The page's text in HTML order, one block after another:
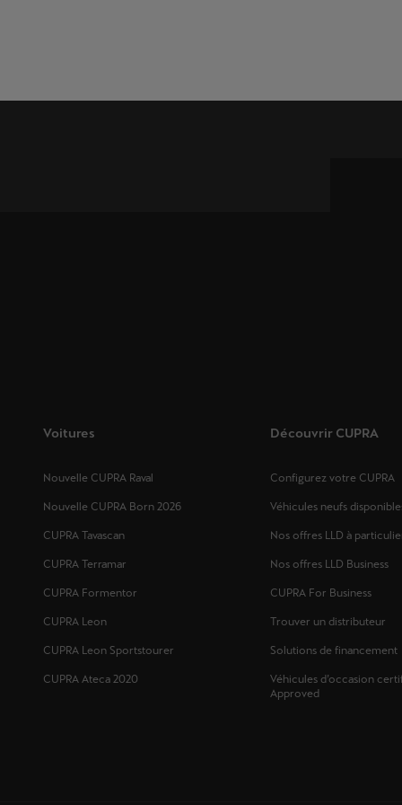
Voitures
Nouvelle CUPRA Raval
Nouvelle CUPRA Born 2026
CUPRA Tavascan
CUPRA Terramar
CUPRA Formentor
CUPRA Leon
CUPRA Leon Sportstourer
CUPRA Ateca 2020
Découvrir CUPRA
Configurez votre CUPRA
Véhicules neufs
Nos offres LLD à
Nos offres LLD Business
CUPRA For Business
Trouver un distributeur
Solutions de financement
Véhicules d’occasion
Approved